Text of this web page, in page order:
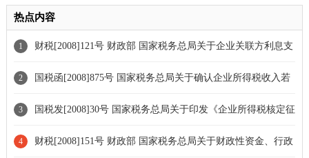
热点内容
1 财税[2008]121号 财政部 国家税务总局关于企业关联方利息支
出税前扣除标准有关税收政策问题的通知
2 国税函[2008]875号 国家税务总局关于确认企业所得税收入若
干问题的通知
3 国税发[2008]30号 国家税务总局关于印发《企业所得税核定征
收办法（试行）》的通知[条款修订]
4 财税[2008]151号 财政部 国家税务总局关于财政性资金、行政